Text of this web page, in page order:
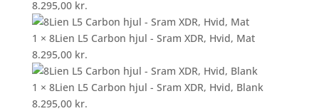
8.295,00 kr.
1 × 8Lien L5 Carbon hjul - Sram XDR, Hvid, Mat
8.295,00 kr.
1 × 8Lien L5 Carbon hjul - Sram XDR, Hvid, Blank
8.295,00 kr.